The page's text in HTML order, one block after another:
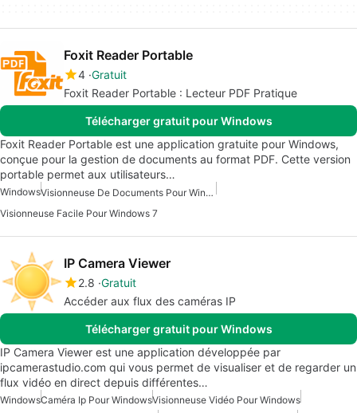
Foxit Reader Portable
4 Gratuit
Foxit Reader Portable : Lecteur PDF Pratique
Télécharger gratuit pour Windows
Foxit Reader Portable est une application gratuite pour Windows,
conçue pour la gestion de documents au format PDF. Cette version
portable permet aux utilisateurs…
Windows
Visionneuse De Documents Pour Windows 7
Visionneuse Facile Pour Windows 7
IP Camera Viewer
2.8 Gratuit
Accéder aux flux des caméras IP
Télécharger gratuit pour Windows
IP Camera Viewer est une application développée par
ipcamerastudio.com qui vous permet de visualiser et de regarder un
flux vidéo en direct depuis différentes…
WindowsCaméra Ip Pour WindowsVisionneuse Vidéo Pour Windows